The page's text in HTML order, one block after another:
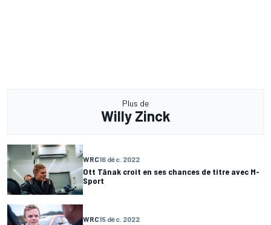
Plus de
Willy Zinck
WRC16 déc. 2022
Ott Tänak croit en ses chances de titre avec M-
Sport
WRC15 déc. 2022